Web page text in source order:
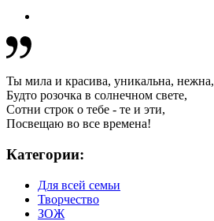
Ты мила и красива, уникальна, нежна,
Будто розочка в солнечном свете,
Сотни строк о тебе - те и эти,
Посвещаю во все времена!
Категории:
Для всей семьи
Творчество
ЗОЖ